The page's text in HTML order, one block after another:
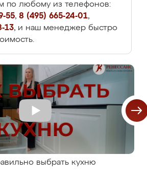
по любому из телефонов:
55, 8 (495) 665-24-01,
13, и наш менеджер быстро
выбрать кухню